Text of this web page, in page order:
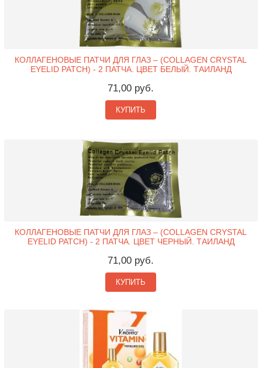
КОЛЛАГЕНОВЫЕ ПАТЧИ ДЛЯ ГЛАЗ – (COLLAGEN CRYSTAL
EYELID PATCH) - 2 ПАТЧА. ЦВЕТ БЕЛЫЙ. ТАИЛАНД
71,00 руб.
КУПИТЬ
КОЛЛАГЕНОВЫЕ ПАТЧИ ДЛЯ ГЛАЗ – (COLLAGEN CRYSTAL
EYELID PATCH) - 2 ПАТЧА. ЦВЕТ ЧЕРНЫЙ. ТАИЛАНД
71,00 руб.
КУПИТЬ